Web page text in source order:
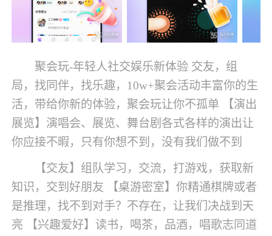
聚会玩-年轻人社交娱乐新体验 交友，组
局，找同伴，找乐趣，10w+聚会活动丰富你的生
活，带给你新的体验，聚会玩让你不孤单 【演出
展览】演唱会、展览、舞台剧各式各样的演出让
你应接不暇，只有你想不到，没有我们做不到
【交友】组队学习，交流，打游戏，获取新
知识，交到好朋友 【桌游密室】你精通棋牌或者
是推理，找不到对手？不存在，让我们决战到天
亮 【兴趣爱好】读书，喝茶，品酒，唱歌志同道